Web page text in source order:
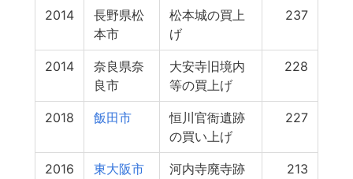
2014
長野県松
本市
松本城の買上
げ
237
2014
奈良県奈
良市
大安寺旧境内
等の買上げ
228
2018 飯田市
恒川官衙遺跡
の買い上げ
227
2016 東大阪市
河内寺廃寺跡
213